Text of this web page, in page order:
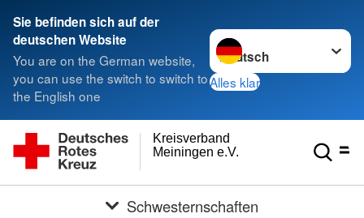
Sie befinden sich auf der
deutschen Website
You are on the German website,
you can use the switch to switch to
the English one
Sprache wechseln zu
Alles klar
Meiningen e.V.
Kreisverband
Schwesternschaften